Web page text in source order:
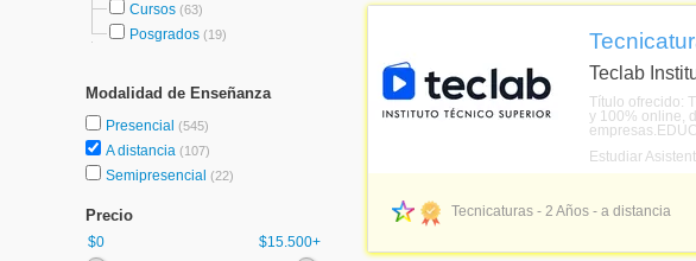
Cursos (63)
Posgrados (19)
Modalidad de Enseñanza
Presencial (545)
A distancia (107)
Semipresencial (22)
Precio
$0 $15.500+
Teclab
Título ofrecido:
y 100% online,
Estudiar
Tecnicaturas - 2 Años - a distancia